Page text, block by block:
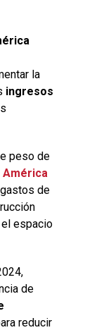
la
ingresos
peso de
América
de
espacio
de
reducir